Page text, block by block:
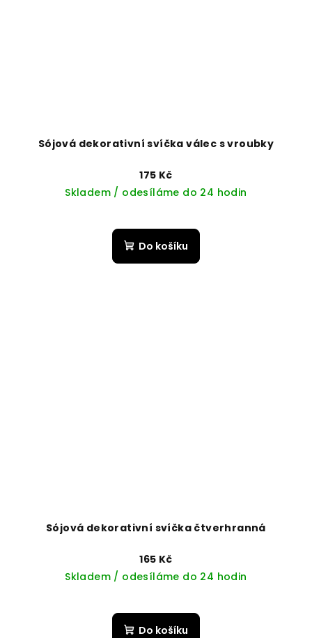
Sójová dekorativní svíčka válec s vroubky
175 Kč
Skladem / odesíláme do 24 hodin
Do košíku
Sójová dekorativní svíčka čtverhranná
165 Kč
Skladem / odesíláme do 24 hodin
Do košíku